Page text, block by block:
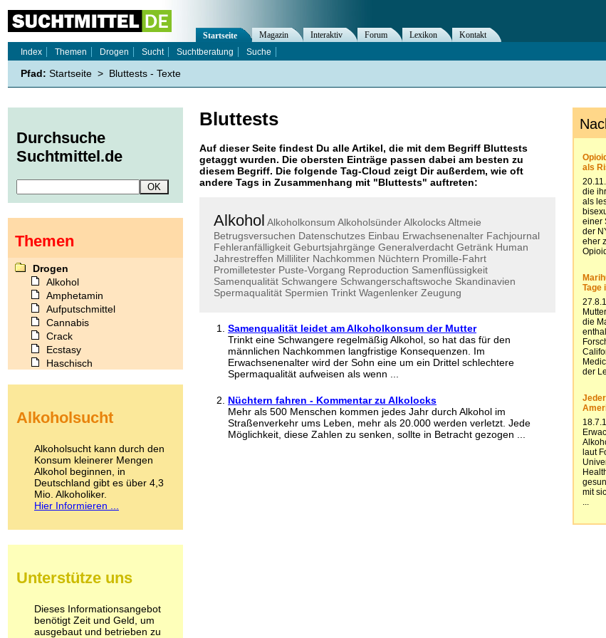
Bluttests
Auf dieser Seite findest Du alle Artikel, die mit dem Begriff Bluttests
getaggt wurden. Die obersten Einträge passen dabei am besten zu
diesem Begriff. Die folgende Tag-Cloud zeigt Dir außerdem, wie oft
andere Tags in Zusammenhang mit "Bluttests" auftreten:
Alkohol Alkoholkonsum AlkoholsünderAlkolocksAltmeie
Betrugsversuchen Datenschutzes Einbau Erwachsenenalter Fachjournal
Fehleranfälligkeit Geburtsjahrgänge Generalverdacht Getränk Human
Jahrestreffen Milliliter Nachkommen Nüchtern Promille-Fahrt
Promilletester Puste-Vorgang Reproduction Samenflüssigkeit
Samenqualität Schwangere Schwangerschaftswoche Skandinavien
Spermaqualität Spermien Trinkt Wagenlenker Zeugung
Samenqualität leidet am Alkoholkonsum der Mutter
Trinkt eine Schwangere regelmäßig Alkohol, so hat das für den
männlichen Nachkommen langfristige Konsequenzen. Im
Erwachsenenalter wird der Sohn eine um ein Drittel schlechtere
Spermaqualität aufweisen als wenn ...
Nüchtern fahren - Kommentar zu Alkolocks
Mehr als 500 Menschen kommen jedes Jahr durch Alkohol im
Straßenverkehr ums Leben, mehr als 20.000 werden verletzt. Jede
Möglichkeit, diese Zahlen zu senken, sollte in Betracht gezogen ...
Startseite Magazin Interaktiv Forum Lexikon
Kontakt
Index
Themen Drogen Sucht Suchtberatung Suche
Pfad: Startseite > Bluttests - Texte
Durchsuche
Suchtmittel.de
Themen
Drogen
Alkohol
Amphetamin
Aufputschmittel
Cannabis
Crack
Ecstasy
Haschisch
Kokain
LSD
Marihuana
Medikamente
Meskalin
Metamphetamin
Methadon
Pilze
Psychopharmaka
Schlafmittel
Schmerzmittel
Alkoholsucht
Alkoholsucht kann durch den
Konsum kleinerer Mengen
Alkohol beginnen, in
Deutschland gibt es über 4,3
Mio. Alkoholiker.
Hier Informieren ...
Unterstütze uns
Dieses Informationsangebot
benötigt Zeit und Geld, um
ausgebaut und betrieben zu